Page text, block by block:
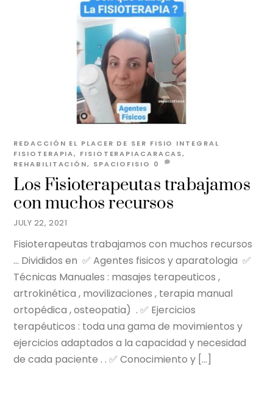
JULY 22, 2021
Los Fisioterapeutas trabajamos
con muchos recursos
REDACCIÓN EL PLACER DE SER FISIO INTEGRAL
FISIOTERAPIA, FISIOTERAPIACARACAS,
REHABILITACIÓN, SPACIOFISIO 0
Fisioterapeutas trabajamos con muchos recursos
… Divididos en ✅ Agentes fisicos y aparatologia ✅
Técnicas Manuales : masajes terapeuticos ,
artrokinética , movilizaciones , terapia manual
ortopédica , osteopatia) . ✅ Ejercicios
terapéuticos : toda una gama de movimientos y
ejercicios adaptados a la capacidad y necesidad
de cada paciente . . ✅ Conocimiento y […]